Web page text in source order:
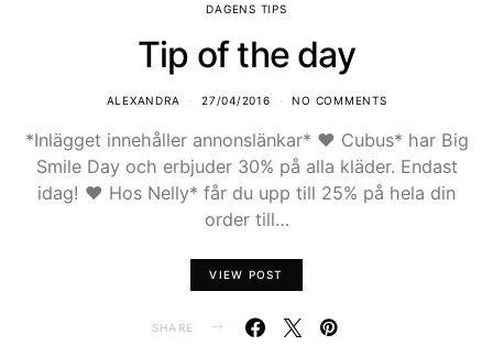
DAGENS TIPS
Tip of the day
ALEXANDRA 27/04/2016 NO COMMENTS
*Inlägget innehåller annonslänkar* ♥ Cubus* har Big
Smile Day och erbjuder 30% på alla kläder. Endast
idag! ♥ Hos Nelly* får du upp till 25% på hela din
order till…
VIEW POST
SHARE